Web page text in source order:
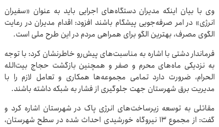
وی با بیان اینکه مدیران دستگاه‌های اجرایی باید به عنوان «سفیران
انرژی» در امر صرفه‌جویی پیشگام باشند افزود: اقدام مدیران در رعایت
الگوی مصرف، بهترین الگو برای همراهی مردم در این طرح ملی است.
فرماندار دشتی با اشاره به مناسبت‌های پیش‌رو خاطرنشان کرد: با توجه
به نزدیکی ماه‌های محرم و صفر و همچنین بازگشت حجاج بیت‌الله
الحرام، ضرورت دارد تمامی مجموعه‌ها همکاری و تعامل لازم را با
مدیریت برق شهرستان جهت جلوگیری از فشار به شبکه داشته باشند.
مقاتلی به توسعه زیرساخت‌های انرژی پاک در شهرستان اشاره کرد و
گفت: از مجموع ۱۳ نیروگاه خورشیدی احداث شده در سطح شهرستان،